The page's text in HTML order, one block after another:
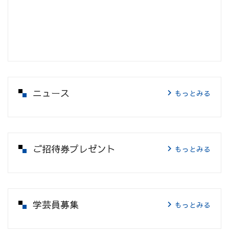
ニュース もっとみる
ご招待券プレゼント もっとみる
学芸員募集 もっとみる